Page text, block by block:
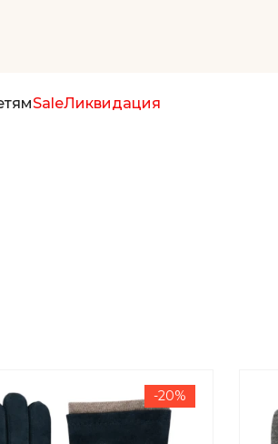
SaleЛиквидация
-20%